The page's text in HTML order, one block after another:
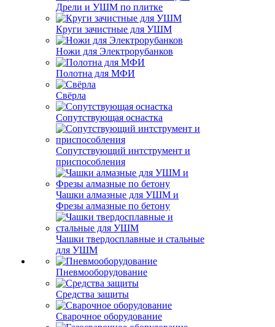
Дрели и УШМ по плитке
Круги зачистные для УШМ
Ножи для Электрорубанков
Полотна для МФИ
Свёрла
Сопутствующая оснастка
Сопутствующий интструмент и
приспособления
Чашки алмазные для УШМ и
Фрезы алмазные по бетону
Чашки твердосплавные и стальные
для УШМ
Пневмооборудование
Средства защиты
Сварочное оборудование